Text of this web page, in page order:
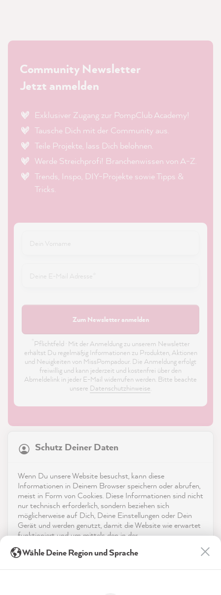
Community Newsletter
Jetzt anmelden
Exklusiver Zugang zur PompClub Academy!
Tausche Dich mit der Community aus.
Teile Projekte, lass Dich belohnen.
Werde Streichprofi! Branchenwissen von A-Z.
Trends, Inspo, DIY-Projekte sowie Tipps &
Tricks.
Zum Newsletter anmelden
Pflichtfeld · Mit der Anmeldung zu unserem Newsletter
erhältst Du regelmäßig Informationen zu Produkten, Aktionen
und Neuigkeiten von MissPompadour. Die Anmeldung erfolgt
freiwillig und kann jederzeit und kostenfrei über den
Abmeldelink in jeder E-Mail widerrufen werden. Bitte beachte
unsere Datenschutzhinweise.
Service
Kontakt
Schutz Deiner Daten
Wenn Du unsere Website besuchst, kann diese
Informationen in Deinem Browser speichern oder abrufen,
meist in Form von Cookies. Diese Informationen sind nicht
nur technisch erforderlich, sondern beziehen sich
möglicherweise auf Dich, Deine Einstellungen oder Dein
Gerät und werden genutzt, damit die Website wie erwartet
funktioniert und um mittels den in der
der Webseite für deren Optimierung zu analysieren sowie
21.869Bewertungen
reviews-io
Verifizierter Kunde
MissPompadour Grün mit Salbei - Der Alles
Wähle Deine Region und Sprache